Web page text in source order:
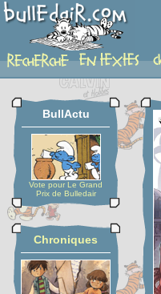
album
BullActu
Vote pour Le Grand
Prix de Bulledair
Chroniques